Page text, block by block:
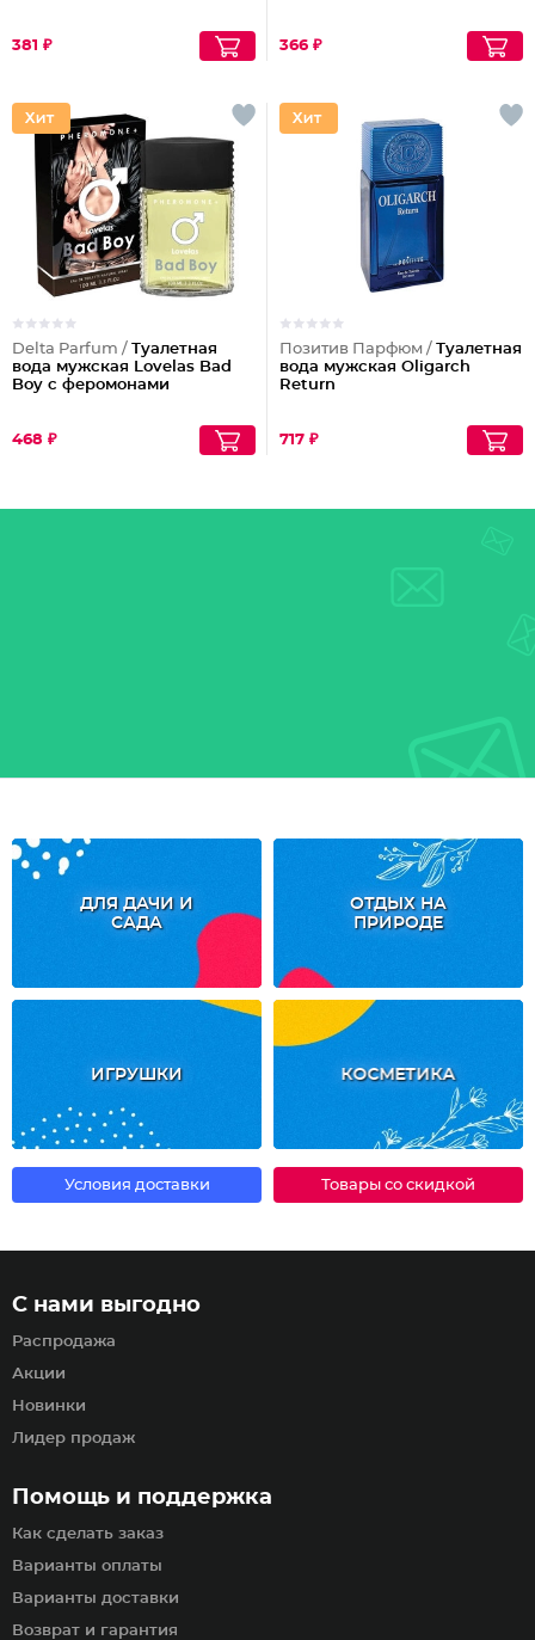
381 ₽ 366 ₽
Delta Parfum / Туалетная
вода мужская Lovelas Bad
Boy с феромонами
468 ₽
Позитив Парфюм / Туалетная
вода мужская Oligarch
Return
717 ₽
ДЛЯ ДАЧИ И
САДА
ОТДЫХ НА
ПРИРОДЕ
ИГРУШКИ КОСМЕТИКА
Условия доставки Товары со скидкой
Помощь и поддержка
Как сделать заказ
Варианты оплаты
Варианты доставки
Возврат и гарантия
С нами выгодно
Распродажа
Акции
Новинки
Лидер продаж